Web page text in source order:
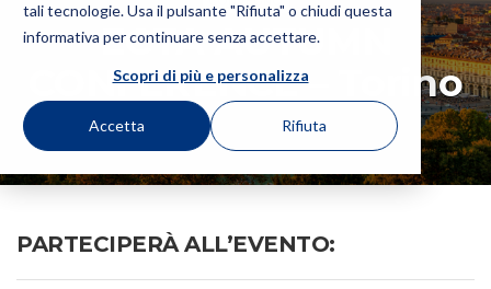
tali tecnologie. Usa il pulsante "Rifiuta" o chiudi questa
informativa per continuare senza accettare.
Scopri di più e personalizza
Accetta Rifiuta
ECTA AUTUMN
CONFERENCE – Torino
PARTECIPERÀ ALL’EVENTO: